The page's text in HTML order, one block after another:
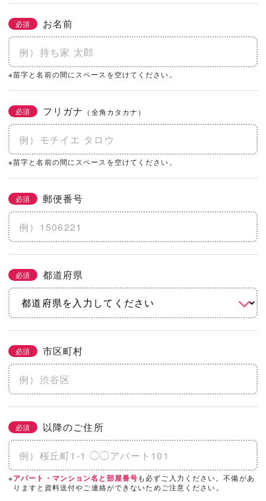
必須 お名前
※苗字と名前の間にスペースを空けてください。
必須 フリガナ （全角カタカナ）
※苗字と名前の間にスペースを空けてください。
必須 郵便番号
必須 都道府県
必須 市区町村
必須 以降のご住所
※アパート・マンション名と部屋番号も必ずご入力ください。不備があ
りますと資料送付やご連絡ができないためご注意ください。